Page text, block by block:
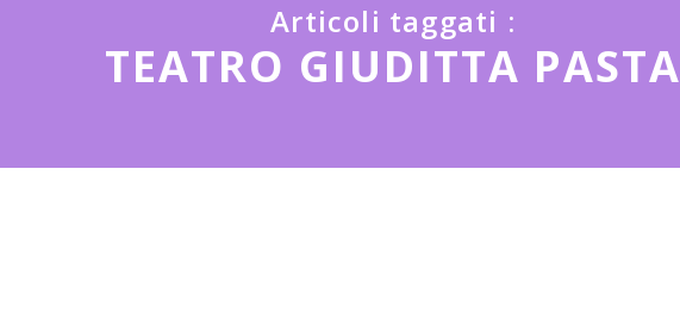
Articoli taggati :
TEATRO GIUDITTA PASTA